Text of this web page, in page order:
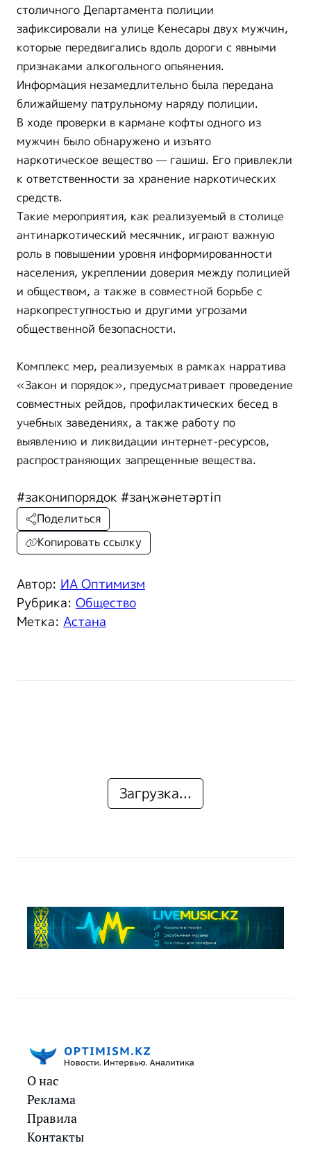
столичного Департамента полиции
зафиксировали на улице Кенесары двух мужчин,
которые передвигались вдоль дороги с явными
признаками алкогольного опьянения.
Информация незамедлительно была передана
ближайшему патрульному наряду полиции.
В ходе проверки в кармане кофты одного из
мужчин было обнаружено и изъято
наркотическое вещество — гашиш. Его привлекли
к ответственности за хранение наркотических
средств.
Такие мероприятия, как реализуемый в столице
антинаркотический месячник, играют важную
роль в повышении уровня информированности
населения, укреплении доверия между полицией
и обществом, а также в совместной борьбе с
наркопреступностью и другими угрозами
общественной безопасности.
Комплекс мер, реализуемых в рамках нарратива
«Закон и порядок», предусматривает проведение
совместных рейдов, профилактических бесед в
учебных заведениях, а также работу по
выявлению и ликвидации интернет-ресурсов,
распространяющих запрещенные вещества.
#законипорядок #заңжәнетәртіп
Автор: ИА Оптимизм
Рубрика: Общество
Метка: Астана
Поделиться
Копировать ссылку
Загрузка...
О нас
Реклама
Правила
Контакты